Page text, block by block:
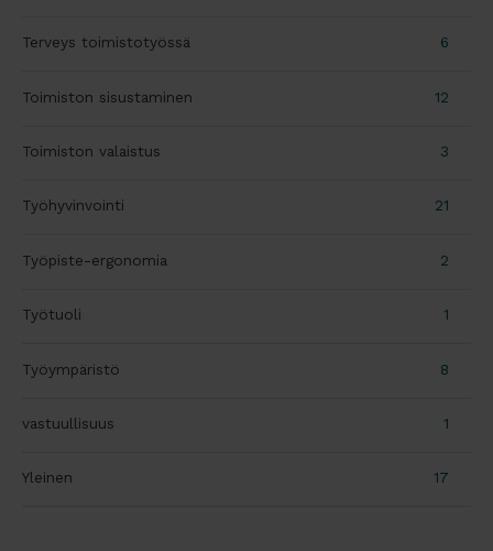
Terveys toimistotyössä 6
Toimiston sisustaminen 12
Toimiston valaistus 3
Työhyvinvointi 21
Työpiste-ergonomia 2
Työtuoli 1
Työympäristö 8
vastuullisuus 1
Yleinen 17